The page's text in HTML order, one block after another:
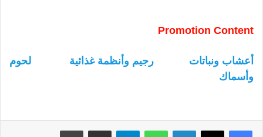
Promotion Content
أعشاب ونباتات رجيم وأنظمة غذائية
لحوم
وأسماك
لينكدإن واتساب